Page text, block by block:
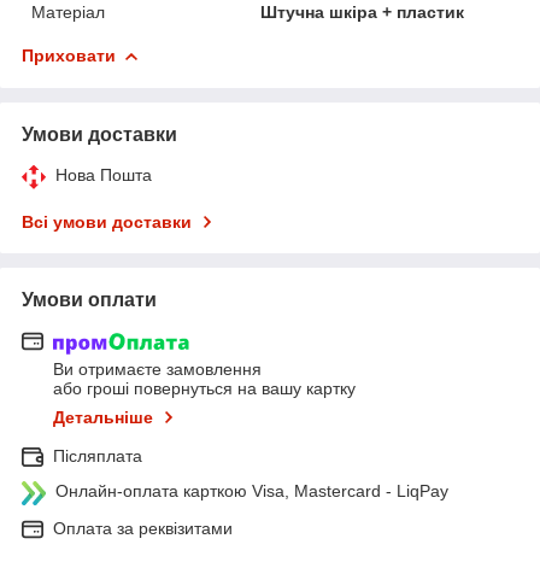
Матеріал
Штучна шкіра + пластик
Приховати
Умови доставки
Нова Пошта
Всі умови доставки
Умови оплати
Ви отримаєте замовлення
або гроші повернуться на вашу картку
Детальніше
Післяплата
Онлайн-оплата карткою Visa, Mastercard - LiqPay
Оплата за реквізитами